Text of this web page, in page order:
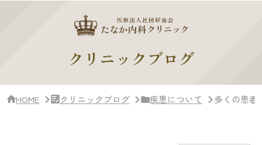
クリニックブログ
HOME クリニックブログ 疾患について 多くの患者